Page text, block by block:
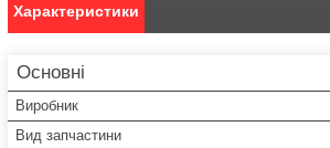
Характеристики
Основні
Виробник
Вид запчастини